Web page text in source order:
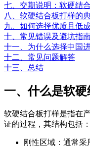
七、交期说明：软硬结
八、软硬结合板打样的
九、如何选择优质且低
十、常见错误及避坑指
十一、为什么选择中国
十二、常见问题解答
十三、总结
一、什么是软硬
软硬结合板打样是指在
证的过程，其结构包括：
刚性区域：通常采